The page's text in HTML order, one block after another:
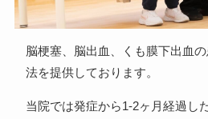
脳梗塞、脳出血、くも膜下出血
法を提供しております。
当院では発症から1-2ヶ月経過し